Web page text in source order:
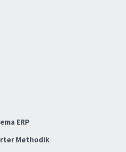
ERP
Methodik